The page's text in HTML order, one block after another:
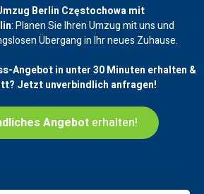
Berlin Częstochowa mit
: Planen Sie Ihren Umzug mit uns und
Übergang in Ihr neues Zuhause.
Angebot in unter 30 Minuten erhalten &
Jetzt unverbindlich anfragen!
Angebot erhalten!